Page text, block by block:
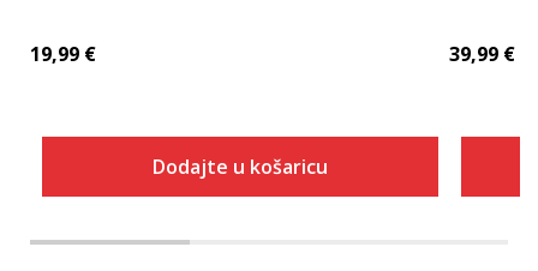
19,99 €
Dodajte u košaricu
39,99 €